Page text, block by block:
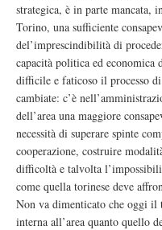
strategica, è in parte mancata,
Torino, una sufficiente
del’imprescindibilità di
capacità politica ed economica
difficile e faticoso il processo
cambiate: c’è
dell’area una maggiore
necessità di superare spinte
cooperazione, costruire
difficoltà e talvolta
come quella torinese deve
Non va dimenticato che oggi il
interna all’area quanto quello